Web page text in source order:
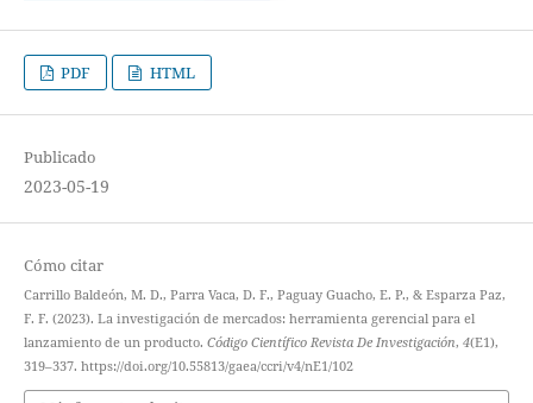
PDF HTML
Publicado
2023-05-19
Cómo citar
Carrillo Baldeón, M. D., Parra Vaca, D. F., Paguay Guacho, E. P., & Esparza Paz,
F. F. (2023). La investigación de mercados: herramienta gerencial para el
lanzamiento de un producto. Código Científico Revista De Investigación, 4(E1),
319–337. https://doi.org/10.55813/gaea/ccri/v4/nE1/102